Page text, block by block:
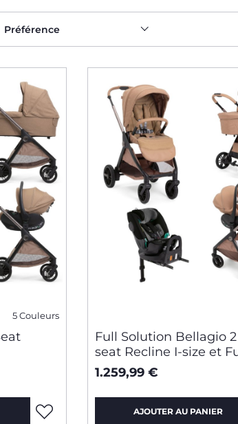
Préférence
5 Couleurs
Full Solution Bellagio
seat Recline I-size et
360 avec base
1.259,99 €
AJOUTER AU PANIER